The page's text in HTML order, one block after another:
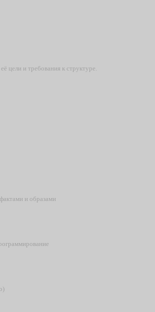
цели и требования к структуре.
и образами